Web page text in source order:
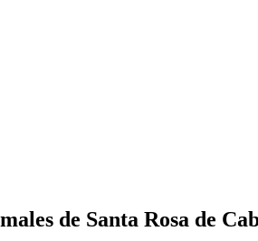
de Santa Rosa de